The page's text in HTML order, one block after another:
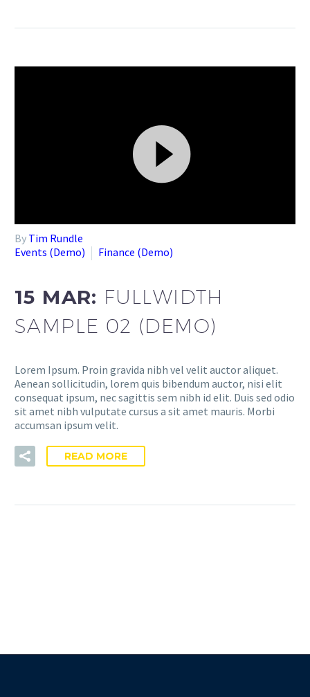
Player
By Tim Rundle
Events (Demo)
Finance (Demo)
15 MAR: FULLWIDTH
SAMPLE 02 (DEMO)
Lorem Ipsum. Proin gravida nibh vel velit auctor aliquet.
Aenean sollicitudin, lorem quis bibendum auctor, nisi elit
consequat ipsum, nec sagittis sem nibh id elit. Duis sed odio
sit amet nibh vulputate cursus a sit amet mauris. Morbi
accumsan ipsum velit.
READ MORE